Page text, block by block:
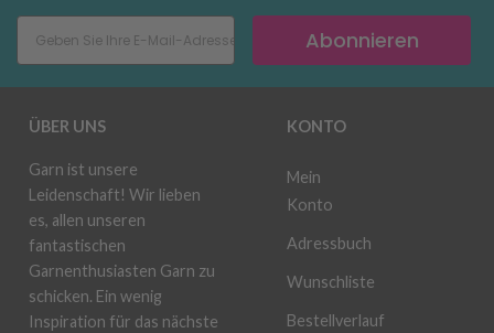
Abonnieren
ÜBER UNS
Garn ist unsere
Leidenschaft! Wir lieben
es, allen unseren
fantastischen
Garnenthusiasten Garn zu
schicken. Ein wenig
Inspiration für das nächste
KONTO
Mein
Konto
Adressbuch
Wunschliste
Bestellverlauf